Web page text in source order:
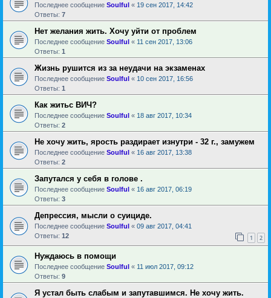
Последнее сообщение Soulful « 19 сен 2017, 14:42
Ответы: 7
Нет желания жить. Хочу уйти от проблем
Последнее сообщение Soulful « 11 сен 2017, 13:06
Ответы: 1
Жизнь рушится из за неудачи на экзаменах
Последнее сообщение Soulful « 10 сен 2017, 16:56
Ответы: 1
Как житьс ВИЧ?
Последнее сообщение Soulful « 18 авг 2017, 10:34
Ответы: 2
Не хочу жить, ярость раздирает изнутри - 32 г., замужем
Последнее сообщение Soulful « 16 авг 2017, 13:38
Ответы: 2
Запутался у себя в голове .
Последнее сообщение Soulful « 16 авг 2017, 06:19
Ответы: 3
Депрессия, мысли о суициде.
Последнее сообщение Soulful « 09 авг 2017, 04:41
Ответы: 12 1 2
Нуждаюсь в помощи
Последнее сообщение Soulful « 11 июл 2017, 09:12
Ответы: 9
Я устал быть слабым и запутавшимся. Не хочу жить.